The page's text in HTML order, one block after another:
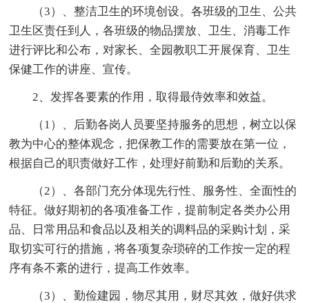
（3）、整洁卫生的环境创设。各班级的卫生、公共
卫生区责任到人，各班级的物品摆放、卫生、消毒工作
进行评比和公布，对家长、全园教职工开展保育、卫生
保健工作的讲座、宣传。
2、发挥各要素的作用，取得最侍效率和效益。
（1）、后勤各岗人员要坚持服务的思想，树立以保
教为中心的整体观念，把保教工作的需要放在第一位，
根据自己的职责做好工作，处理好前勤和后勤的关系。
（2）、各部门充分体现先行性、服务性、全面性的
特征。做好期初的各项准备工作，提前制定各类办公用
品、日常用品和食品以及相关的调料品的采购计划，采
取切实可行的措施，将各项复杂琐碎的工作按一定的程
序有条不紊的进行，提高工作效率。
（3）、勤俭建园，物尽其用，财尽其效，做好供求